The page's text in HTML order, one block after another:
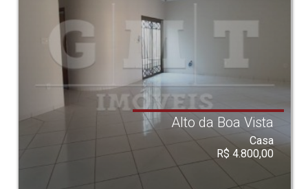
Alto da Boa Vista
Casa
R$ 4.800,00